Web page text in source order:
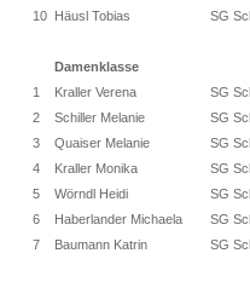
10 Häusl Tobias SG
Damenklasse
1
Kraller Verena
SG
2
Schiller Melanie
SG
3
Quaiser Melanie
SG
4
Kraller Monika
SG
5
Wörndl Heidi
SG
6
Haberlander Michaela
SG
7
Baumann Katrin SG